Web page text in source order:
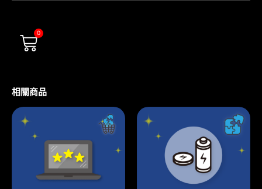
0
相關商品